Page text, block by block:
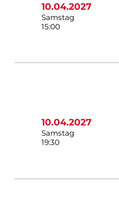
10.04.2027
Samstag
15:00
10.04.2027
Samstag
19:30